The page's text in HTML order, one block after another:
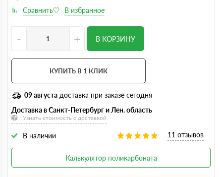
- + В КОРЗИНУ
КУПИТЬ В 1 КЛИК
09 августа доставка при заказе сегодня
Доставка в Санкт-Петербург и Лен. область
Узнать стоимость с доставкой
В наличии 11 отзывов
Калькулятор поликарбоната